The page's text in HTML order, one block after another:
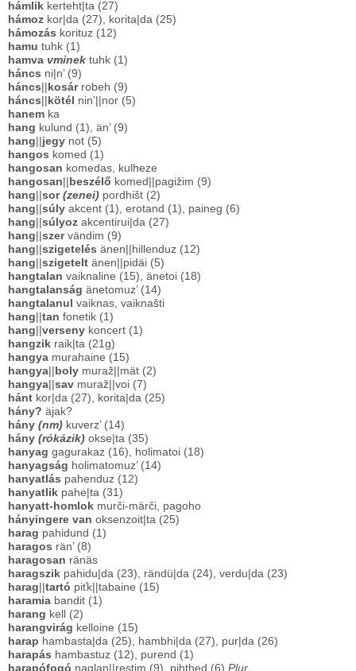
hámlik kerteht|ta (27)
hámoz kor|da (27), korita|da (25)
hámozás korituz (12)
hamu tuhk (1)
hamva vminek tuhk (1)
háncs ni|n’ (9)
háncs
kosár robeh (9)
háncs
kötél nin’||nor (5)
hanem ka
hang kulund (1), än’ (9)
hang
jegy not (5)
hangos komed (1)
hangosan komedas, kulheze
hangosan
beszélő komed||pagižim (9)
hang sor (zenei) pordhišt (2)
hang súly akcent (1), erotand (1), paineg (6)
hang súlyoz akcentirui|da (27)
hang szer vändim (9)
hang szigetelés änen||hillenduz (12)
hang szigetelt änen||pidäi (5)
hangtalan vaiknaline (15), änetoi (18)
hangtalanság änetomuz’ (14)
hangtalanul vaiknas, vaiknašti
hang tan fonetik (1)
hang verseny koncert (1)
hangzik raik|ta (21g)
hangya murahaine (15)
hangya
boly muraž||mät (2)
hangya sav muraž||voi (7)
hánt kor|da (27), korita|da (25)
hány? äjak?
hány (nm) kuverz’ (14)
hány (rókázik) okse|ta (35)
hanyag gagurakaz (16), holimatoi (18)
hanyagság holimatomuz’ (14)
hanyatlás pahenduz (12)
hanyatlik pahe|ta (31)
hanyatt-homlok murči-märči, pagoho
hányingere van oksenzoit|ta (25)
harag pahidund (1)
haragos rän’ (8)
haragosan ränäs
haragszik pahidu|da (23), rändü|da (24), verdu|da (23)
harag tartó piťk||tabaine (15)
haramia bandit (1)
harang kell (2)
harangvirág kelloine (15)
harap hambasta|da (25), hambhi|da (27), pur|da (26)
harapás hambastuz (12), purend (1)
harapófogó naglan||restim (9), pihthed (6) Plur.